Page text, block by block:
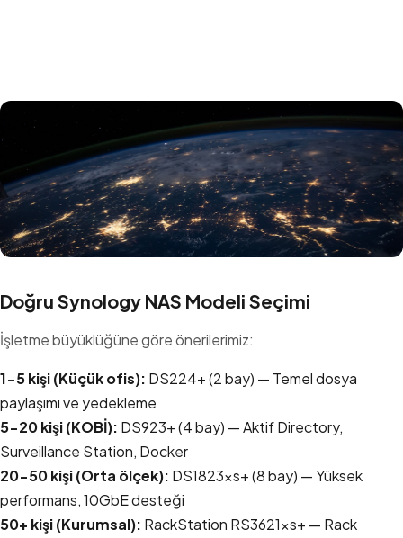
Doğru Synology NAS Modeli Seçimi
İşletme büyüklüğüne göre önerilerimiz:
1-5 kişi (Küçük ofis): DS224+ (2 bay) — Temel dosya
paylaşımı ve yedekleme
5-20 kişi (KOBİ): DS923+ (4 bay) — Aktif Directory,
Surveillance Station, Docker
20-50 kişi (Orta ölçek): DS1823xs+ (8 bay) — Yüksek
performans, 10GbE desteği
50+ kişi (Kurumsal): RackStation RS3621xs+ — Rack